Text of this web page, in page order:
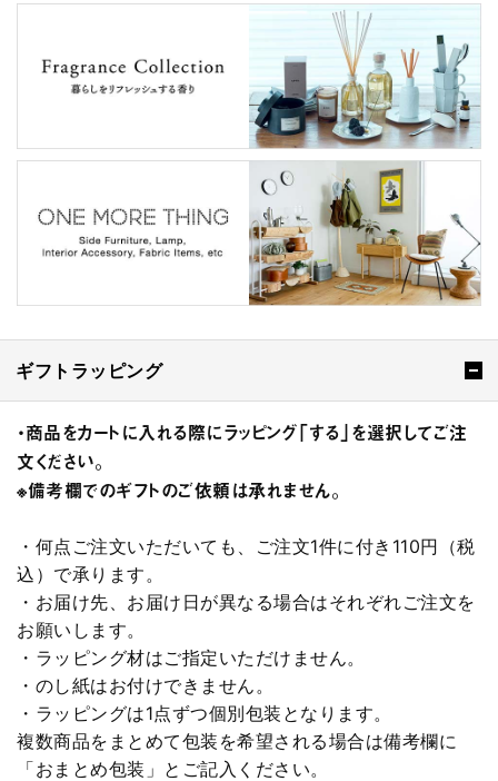
ギフトラッピング
・商品をカートに入れる際にラッピング「する」を選択してご注
文ください。
※備考欄でのギフトのご依頼は承れません。
・何点ご注文いただいても、ご注文1件に付き110円（税
込）で承ります。
・お届け先、お届け日が異なる場合はそれぞれご注文を
お願いします。
・ラッピング材はご指定いただけません。
・のし紙はお付けできません。
・ラッピングは1点ずつ個別包装となります。
複数商品をまとめて包装を希望される場合は備考欄に
「おまとめ包装」とご記入ください。